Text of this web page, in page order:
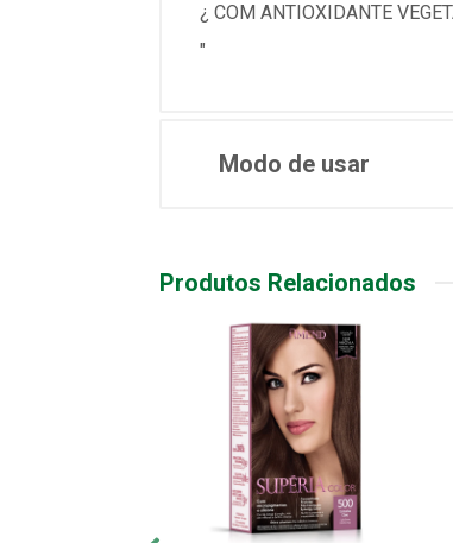
¿ COM ANTIOXIDANTE
"
Modo de usar
Produtos Relacionados